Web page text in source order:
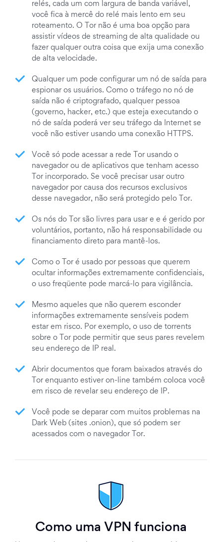
relés, cada um com largura de banda variável,
você fica à mercê do relé mais lento em seu
roteamento. O Tor não é uma boa opção para
assistir vídeos de streaming de alta qualidade ou
fazer qualquer outra coisa que exija uma conexão
de alta velocidade.
Qualquer um pode configurar um nó de saída para
espionar os usuários. Como o tráfego no nó de
saída não é criptografado, qualquer pessoa
(governo, hacker, etc.) que esteja executando o
nó de saída poderá ver seu tráfego da Internet se
você não estiver usando uma conexão HTTPS.
Você só pode acessar a rede Tor usando o
navegador ou de aplicativos que tenham acesso
Tor incorporado. Se você precisar usar outro
navegador por causa dos recursos exclusivos
desse navegador, não será protegido pelo Tor.
Os nós do Tor são livres para usar e e é gerido por
voluntários, portanto, não há responsabilidade ou
financiamento direto para mantê-los.
Como o Tor é usado por pessoas que querem
ocultar informações extremamente confidenciais,
o uso freqüente pode marcá-lo para vigilância.
Mesmo aqueles que não querem esconder
informações extremamente sensíveis podem
estar em risco. Por exemplo, o uso de torrents
sobre o Tor pode permitir que seus pares revelem
seu endereço de IP real.
Abrir documentos que foram baixados através do
Tor enquanto estiver on-line também coloca você
em risco de revelar seu endereço de IP.
Você pode se deparar com muitos problemas na
Dark Web (sites .onion), que só podem ser
acessados com o navegador Tor.
Como uma VPN funciona